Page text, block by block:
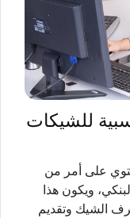
للشيكات
على أمر من
ويكون هذا
الشيك وتقديم